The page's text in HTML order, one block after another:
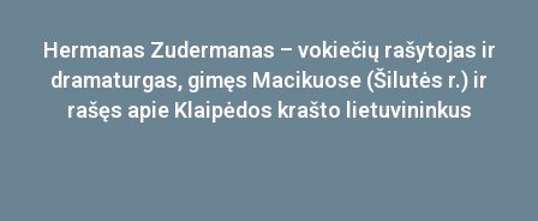
Hermanas Zudermanas – vokiečių rašytojas ir
dramaturgas, gimęs Macikuose (Šilutės r.) ir
rašęs apie Klaipėdos krašto lietuvininkus